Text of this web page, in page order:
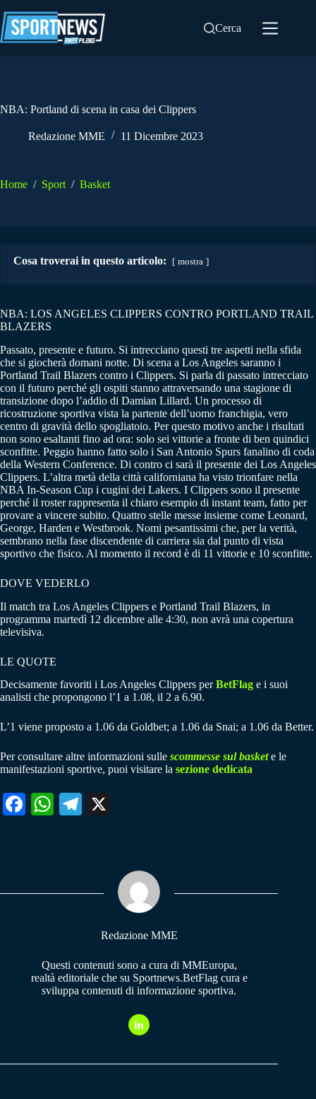
al
contenuto
Cerca
NBA: Portland di scena in casa dei Clippers
Redazione MME 11 Dicembre 2023
Home / Sport / Basket
Cosa troverai in questo articolo: mostra
NBA: LOS ANGELES CLIPPERS CONTRO PORTLAND TRAIL
BLAZERS
Passato, presente e futuro. Si intrecciano questi tre aspetti nella sfida
che si giocherà domani notte. Di scena a Los Angeles saranno i
Portland Trail Blazers contro i Clippers. Si parla di passato intrecciato
con il futuro perché gli ospiti stanno attraversando una stagione di
transizione dopo l’addio di Damian Lillard. Un processo di
ricostruzione sportiva vista la partente dell’uomo franchigia, vero
centro di gravità dello spogliatoio. Per questo motivo anche i risultati
non sono esaltanti fino ad ora: solo sei vittorie a fronte di ben quindici
sconfitte. Peggio hanno fatto solo i San Antonio Spurs fanalino di coda
della Western Conference. Di contro ci sarà il presente dei Los Angeles
Clippers. L’altra metà della città californiana ha visto trionfare nella
NBA In-Season Cup i cugini dei Lakers. I Clippers sono il presente
perché il roster rappresenta il chiaro esempio di instant team, fatto per
provare a vincere subito. Quattro stelle messe insieme come Leonard,
George, Harden e Westbrook. Nomi pesantissimi che, per la verità,
sembrano nella fase discendente di carriera sia dal punto di vista
sportivo che fisico. Al momento il record è di 11 vittorie e 10 sconfitte.
DOVE VEDERLO
Il match tra Los Angeles Clippers e Portland Trail Blazers, in
programma martedì 12 dicembre alle 4:30, non avrà una copertura
televisiva.
LE QUOTE
Decisamente favoriti i Los Angeles Clippers perBetFlag e i suoi
analisti che propongono l’1 a 1.08, il 2 a 6.90.
L’1 viene proposto a 1.06 da Goldbet; a 1.06 da Snai; a 1.06 da Better.
Per consultare altre informazioni sulle scommesse sul baskete le
manifestazioni sportive, puoi visitare la sezione dedicata
Fa W
pp
Te
m
Redazione MME
Questi contenuti sono a cura di MMEuropa,
realtà editoriale che su Sportnews.BetFlag cura e
sviluppa contenuti di informazione sportiva.